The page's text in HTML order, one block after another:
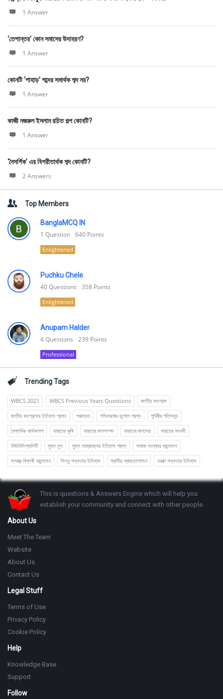
1 Answer
‘তেপান্তর' কোন সমাসের উদাহরণ?
1 Answer
কোনটি ‘পাহাড়' শব্দের সমার্থক শব্দ নয়?
1 Answer
কাজী নজরুল ইসলাম রচিত গল্প কোনটি?
1 Answer
‘নৈসর্গিক’ এর বিপরীতার্থক শব্দ কোনটি?
2 Answers
Top Members
BanglaMCQ IN
1 Question 640 Points
Enlightened
Puchku Chele
40Questions 358 Points
Enlightened
Anupam Halder
4Questions 239 Points
Professional
Trending Tags
WBCS 2021 WBCS Previous Years Questions
জাতীয় কংগ্রেস
জাতীয় কংগ্রেসের ইতিহাস প্রশ্ন
পঞ্চায়েত পশ্চিমবঙ্গের ভূগোল প্রশ্ন
পৃথিবীর গতিসমূহ
বৈপ্লবিক কার্যকলাপ
ভারতের কৃষি ভারতের জলসম্পদ ভারতের জলসেচ
ভারতের নদনদী
মিউনিসিপ্যালিটি
মুঘল যুগ মুঘল সাম্রাজ্যের ইতিহাস প্রশ্ন
সমাজ সংস্কার আন্দোলন
সশস্ত্র বিপ্লবী আন্দোলন
সিন্ধু সভ্যতার ইতিহাস স্থানীয় স্বায়ত্তশাসন হরপ্পা সভ্যতার ইতিহাস
Footer
This is questions & Answers Engine which will help you
establish your community and connect with other people.
About Us
Meet The Team
Website
About Us
Contact Us
Legal Stuff
Terms of Use
Privacy Policy
Cookie Policy
Help
Knowledge Base
Support
Follow